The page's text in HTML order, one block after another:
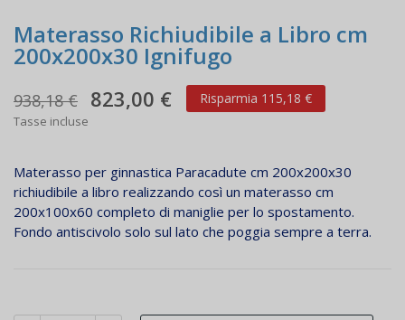
Materasso Richiudibile a Libro cm
200x200x30 Ignifugo
938,18 € 823,00 € Risparmia 115,18 €
Tasse incluse
Materasso per ginnastica Paracadute cm 200x200x30
richiudibile a libro realizzando così un materasso cm
200x100x60 completo di maniglie per lo spostamento.
Fondo antiscivolo solo sul lato che poggia sempre a terra.